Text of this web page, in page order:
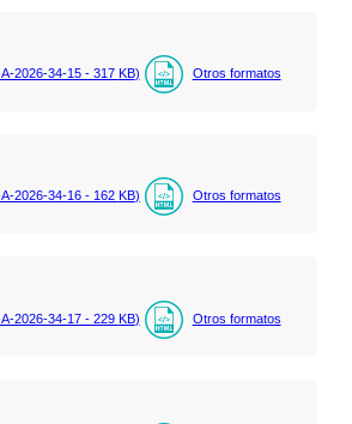
2026-34-15 - 317 KB) Otros formatos
2026-34-16 - 162 KB) Otros formatos
2026-34-17 - 229 KB) Otros formatos